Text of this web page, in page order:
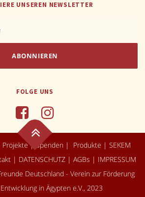
UNSEREN NEWSLETTER
FOLGE UNS
Projekte| Spenden| Produkte | SEKEM
| DATENSCHUTZ | AGBs | IMPRESSUM
Deutschland - Verein zur Förderung
in Ägypten e.V., 2023